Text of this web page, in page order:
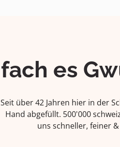
es
Seit über 42 Jahren hier in der
Hand abgefüllt. 500'000
uns schneller, feiner